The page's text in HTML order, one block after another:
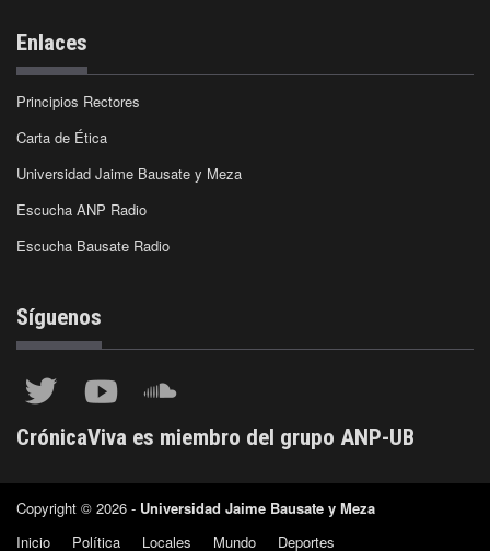
Enlaces
Principios Rectores
Carta de Ética
Universidad Jaime Bausate y Meza
Escucha ANP Radio
Escucha Bausate Radio
Síguenos
CrónicaViva es miembro del grupo ANP-UB
Copyright © 2026 - Universidad Jaime Bausate y Meza
Inicio
Política Locales Mundo Deportes